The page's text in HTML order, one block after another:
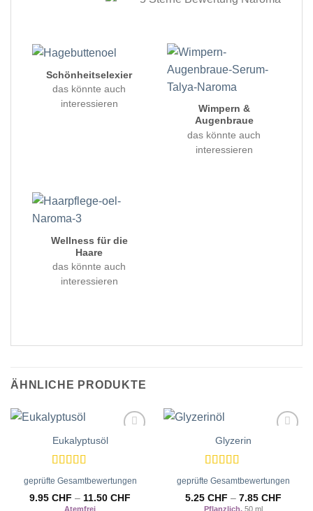
Schönheitselexier
das könnte auch
interessieren
Wimpern &
Augenbraue
das könnte auch
interessieren
Wellness für die
Haare
das könnte auch
interessieren
ÄHNLICHE PRODUKTE
Eukalyptusöl
Bewertet
mit5von 5
geprüfte Gesamtbewertungen
9.95 CHF – 11.50 CHF
Atemfrei
Glyzerin
Bewertet
mit5von 5
geprüfte Gesamtbewertungen
5.25 CHF – 7.85 CHF
Pflanzlich, 50 ml